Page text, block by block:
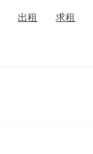
出租 求租